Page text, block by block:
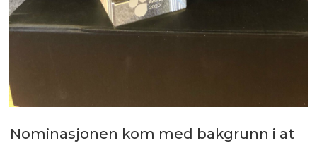
Nominasjonen kom med bakgrunn i at